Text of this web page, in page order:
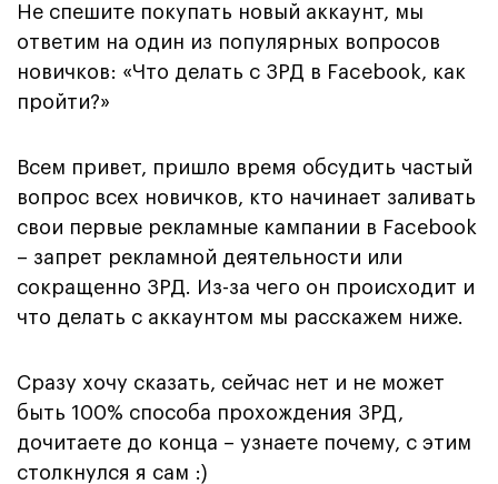
Не спешите покупать новый аккаунт, мы
ответим на один из популярных вопросов
новичков: «Что делать с ЗРД в Facebook, как
пройти?»
Всем привет, пришло время обсудить частый
вопрос всех новичков, кто начинает заливать
свои первые рекламные кампании в Facebook
– запрет рекламной деятельности или
сокращенно ЗРД. Из-за чего он происходит и
что делать с аккаунтом мы расскажем ниже.
Сразу хочу сказать, сейчас нет и не может
быть 100% способа прохождения ЗРД,
дочитаете до конца – узнаете почему, с этим
столкнулся я сам :)